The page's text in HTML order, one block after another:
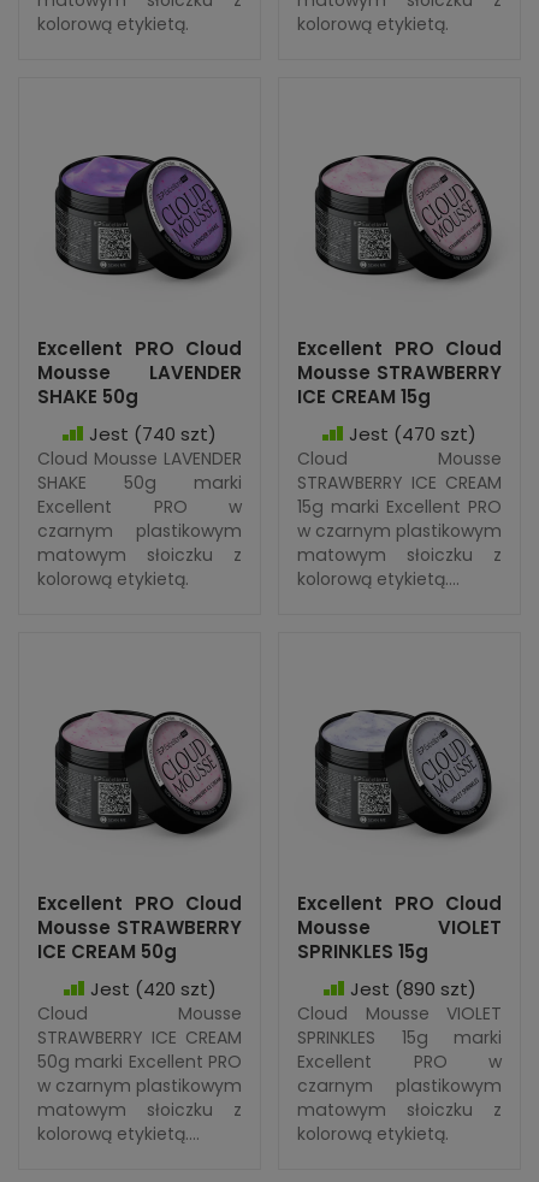
kolorową etykietą.
kolorową etykietą.
Excellent PRO Cloud
Mousse LAVENDER
SHAKE 50g
Jest (740 szt)
Cloud Mousse LAVENDER
SHAKE 50g marki
Excellent PRO w
czarnym plastikowym
matowym słoiczku z
kolorową etykietą.
Excellent PRO Cloud
Mousse STRAWBERRY
ICE CREAM 15g
Jest (470 szt)
Cloud Mousse
STRAWBERRY ICE CREAM
15g marki Excellent PRO
w czarnym plastikowym
matowym słoiczku z
kolorową etykietą....
Excellent PRO Cloud
Mousse STRAWBERRY
ICE CREAM 50g
Jest (420 szt)
Cloud Mousse
STRAWBERRY ICE CREAM
50g marki Excellent PRO
w czarnym plastikowym
matowym słoiczku z
kolorową etykietą....
Excellent PRO Cloud
Mousse VIOLET
SPRINKLES 15g
Jest (890 szt)
Cloud Mousse VIOLET
SPRINKLES 15g marki
Excellent PRO w
czarnym plastikowym
matowym słoiczku z
kolorową etykietą.